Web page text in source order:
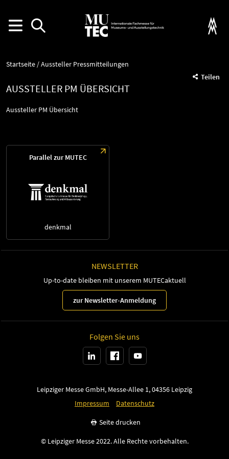
Startseite
Aussteller Pressmitteilungen
Teilen
AUSSTELLER PM ÜBERSICHT
Aussteller PM Übersicht
Parallel zur MUTEC
denkmal
NEWSLETTER
Up-to-date bleiben mit unserem MUTECaktuell
zur Newsletter-Anmeldung
Folgen Sie uns
Leipziger Messe GmbH, Messe-Allee 1, 04356 Leipzig
Impressum
Datenschutz
Seite drucken
© Leipziger Messe 2022. Alle Rechte vorbehalten.